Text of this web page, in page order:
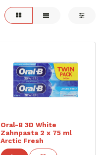
Oral-B 3D White
Zahnpasta 2 x 75 ml
Arctic Fresh